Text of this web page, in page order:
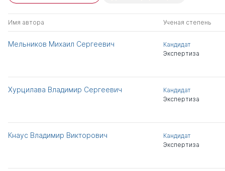
Имя автора Ученая степень
Мельников Михаил Сергеевич
Кандидат
Экспертиза
Хурцилава Владимир Сергеевич
Кандидат
Экспертиза
Кнаус Владимир Викторович
Кандидат
Экспертиза